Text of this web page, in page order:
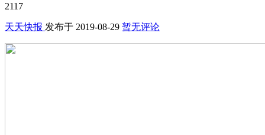
2117
天天快报 发布于 2019-08-29 暂无评论